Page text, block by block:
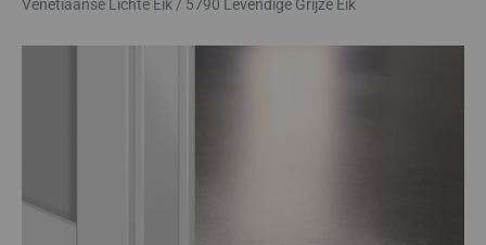
Venetiaanse Lichte Eik / 5790 Levendige Grijze Eik